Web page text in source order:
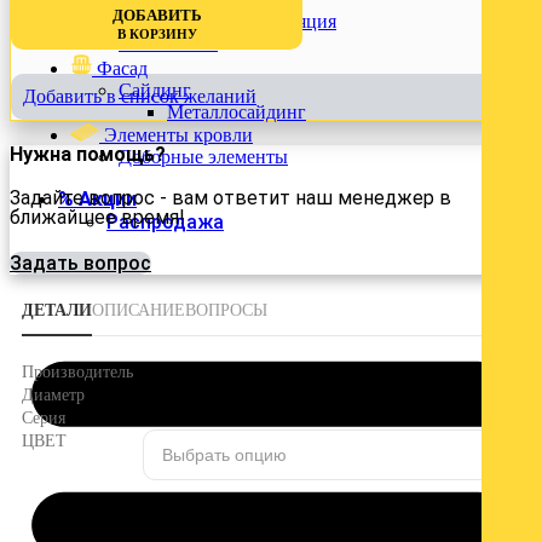
Утеплители и теплоизоляция
Утеплители
Фасад
Сайдинг
Металлосайдинг
Элементы кровли
Доборные элементы
% Акции
Распродажа
ДОБАВИТЬ
В КОРЗИНУ
Добавить в список желаний
Нужна помощь?
Задайте вопрос - вам ответит наш менеджер в
ближайшее время!
Задать вопрос
ДЕТАЛИОПИСАНИЕВОПРОСЫ
Производитель
Диаметр
Серия
ЦВЕТ